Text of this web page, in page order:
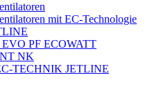
mit EC-Technologie
PF ECOWATT
NK
TECHNIK JETLINE